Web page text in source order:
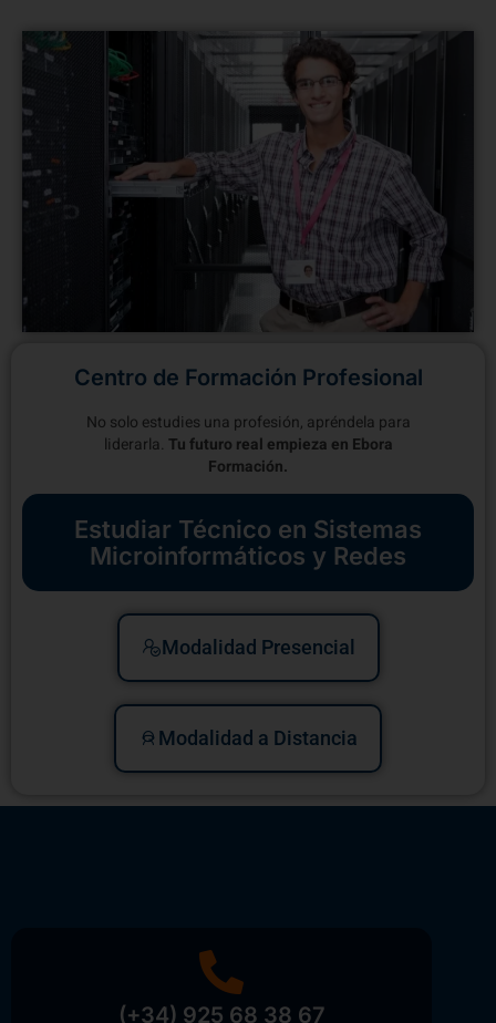
Centro de Formación Profesional
No solo estudies una profesión, apréndela para
liderarla. Tu futuro real empieza en Ebora
Formación.
Estudiar Técnico en Sistemas
Microinformáticos y Redes
Modalidad Presencial
Modalidad a Distancia
(+34) 925 68 38 67